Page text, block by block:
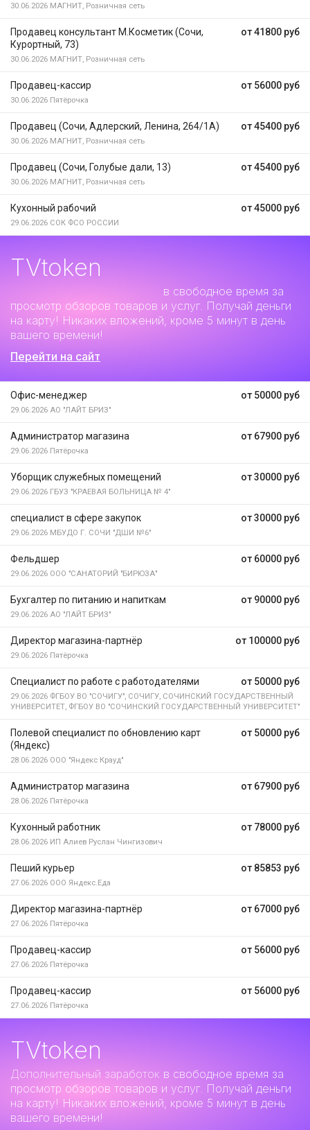
30.06.2026 МАГНИТ, Розничная сеть
от 41800 руб
Продавец консультант М.Косметик (Сочи,
Курортный, 73)
30.06.2026 МАГНИТ, Розничная сеть
от 56000 руб
Продавец-кассир
30.06.2026 Пятёрочка
от 45400 руб
Продавец (Сочи, Адлерский, Ленина, 264/1А)
30.06.2026 МАГНИТ, Розничная сеть
от 45400 руб
Продавец (Сочи, Голубые дали, 13)
30.06.2026 МАГНИТ, Розничная сеть
от 45000 руб
Кухонный рабочий
29.06.2026 СОК ФСО РОССИИ
TVtoken
в свободное время за
просмотр обзоров товаров и услуг. Получай деньги
на карту! Никаких вложений, кроме 5 минут в день
вашего времени!
Перейти на сайт
от 50000 руб
Офис-менеджер
29.06.2026 АО "ЛАЙТ БРИЗ"
от 67900 руб
Администратор магазина
29.06.2026 Пятёрочка
от 30000 руб
Уборщик служебных помещений
29.06.2026 ГБУЗ "КРАЕВАЯ БОЛЬНИЦА № 4"
от 30000 руб
специалист в сфере закупок
29.06.2026 МБУДО Г. СОЧИ "ДШИ №6"
от 60000 руб
Фельдшер
29.06.2026 ООО "САНАТОРИЙ "БИРЮЗА"
от 90000 руб
Бухгалтер по питанию и напиткам
29.06.2026 АО "ЛАЙТ БРИЗ"
от 100000 руб
Директор магазина-партнёр
29.06.2026 Пятёрочка
от 50000 руб
Специалист по работе с работодателями
29.06.2026 ФГБОУ ВО "СОЧИГУ", СОЧИГУ, СОЧИНСКИЙ ГОСУДАРСТВЕННЫЙ
УНИВЕРСИТЕТ, ФГБОУ ВО "СОЧИНСКИЙ ГОСУДАРСТВЕННЫЙ УНИВЕРСИТЕТ"
от 50000 руб
Полевой специалист по обновлению карт
(Яндекс)
28.06.2026 ООО "Яндекс Крауд"
от 67900 руб
Администратор магазина
28.06.2026 Пятёрочка
от 78000 руб
Кухонный работник
28.06.2026 ИП Алиев Руслан Чингизович
от 85853 руб
Пеший курьер
27.06.2026 ООО Яндекс.Еда
от 67000 руб
Директор магазина-партнёр
27.06.2026 Пятёрочка
от 56000 руб
Продавец-кассир
27.06.2026 Пятёрочка
от 56000 руб
Продавец-кассир
27.06.2026 Пятёрочка
TVtoken
Дополнительный заработок в свободное время за
просмотр обзоров товаров и услуг. Получай деньги
на карту! Никаких вложений, кроме 5 минут в день
вашего времени!